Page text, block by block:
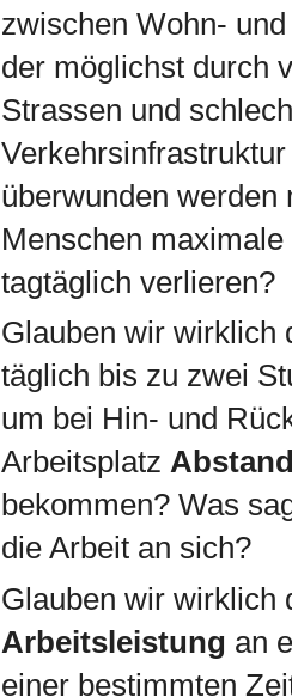
zwischen Wohn-
der möglichst durch
Strassen und
überwunden werden
Menschen
tagtäglich verlieren?
Glauben wir wirklich
täglich bis zu zwei
um bei Hin- und
Arbeitsplatz Abstand
bekommen? Was
die Arbeit an sich?
Glauben wir wirklich
Arbeitsleistung an
einer bestimmten